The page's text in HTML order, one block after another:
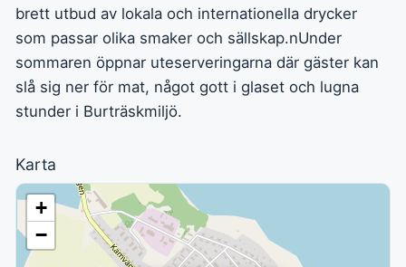
brett utbud av lokala och internationella drycker
som passar olika smaker och sällskap.nUnder
sommaren öppnar uteserveringarna där gäster kan
slå sig ner för mat, något gott i glaset och lugna
stunder i Burträskmiljö.
Karta
+
−